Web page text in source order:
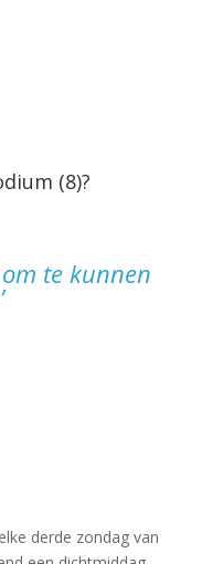
(8)?
te kunnen
derde zondag van